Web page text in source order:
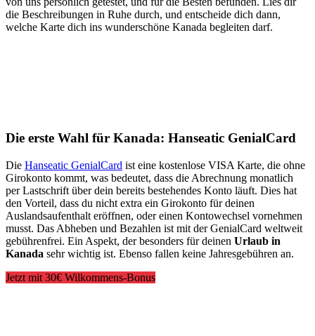
die Beschreibungen in Ruhe durch, und entscheide dich dann,
welche Karte dich ins wunderschöne Kanada begleiten darf.
Die erste Wahl für Kanada: Hanseatic GenialCard
Die Hanseatic GenialCard ist eine kostenlose VISA Karte, die ohne
Girokonto kommt, was bedeutet, dass die Abrechnung monatlich
per Lastschrift über dein bereits bestehendes Konto läuft. Dies hat
den Vorteil, dass du nicht extra ein Girokonto für deinen
Auslandsaufenthalt eröffnen, oder einen Kontowechsel vornehmen
musst. Das Abheben und Bezahlen ist mit der GenialCard weltweit
gebührenfrei. Ein Aspekt, der besonders für deinen Urlaub in
Kanada sehr wichtig ist. Ebenso fallen keine Jahresgebühren an.
Jetzt mit 30€ Wilkommens-Bonus